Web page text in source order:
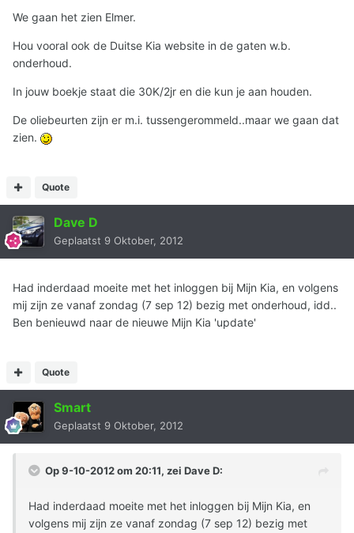
We gaan het zien Elmer.
Hou vooral ook de Duitse Kia website in de gaten w.b.
onderhoud.
In jouw boekje staat die 30K/2jr en die kun je aan houden.
De oliebeurten zijn er m.i. tussengerommeld..maar we gaan dat
zien.
Quote
Dave D
Geplaatst 9 Oktober, 2012
Had inderdaad moeite met het inloggen bij Mijn Kia, en volgens
mij zijn ze vanaf zondag (7 sep 12) bezig met onderhoud, idd..
Ben benieuwd naar de nieuwe Mijn Kia 'update'
Quote
Smart
Geplaatst 9 Oktober, 2012
Op 9-10-2012 om 20:11, zei Dave D:
Had inderdaad moeite met het inloggen bij Mijn Kia, en
volgens mij zijn ze vanaf zondag (7 sep 12) bezig met